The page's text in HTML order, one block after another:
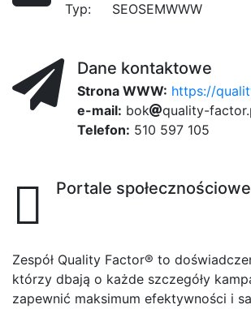
Typ:
SEOSEMWWW
Dane kontaktowe
Strona WWW: https://
e-mail: bo5
k qualitye
-f613
actor.
Telefon: 510 597 105
Portale społecznościowe
Zespół Quality Factor® to
którzy dbają o każde szczegóły
zapewnić maksimum efektywności i